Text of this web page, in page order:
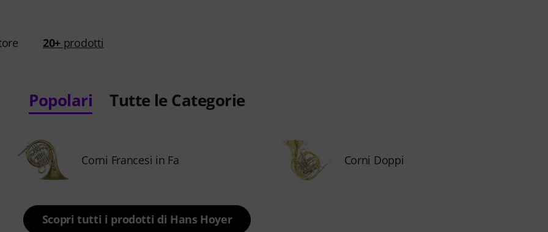
20+ prodotti
Popolari Tutte le Categorie
Corni Francesi in Fa Corni Doppi
Scopri tutti i prodotti di Hans Hoyer